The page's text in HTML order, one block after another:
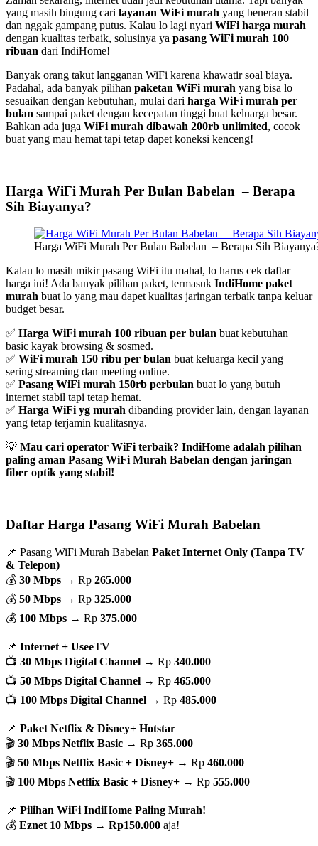
yang masih bingung cari layanan WiFi murah yang beneran stabil
dan nggak gampang putus. Kalau lo lagi nyari WiFi harga murah
dengan kualitas terbaik, solusinya ya pasang WiFi murah 100
ribuan dari IndiHome!
Banyak orang takut langganan WiFi karena khawatir soal biaya.
Padahal, ada banyak pilihan paketan WiFi murah yang bisa lo
sesuaikan dengan kebutuhan, mulai dari harga WiFi murah per
bulan sampai paket dengan kecepatan tinggi buat keluarga besar.
Bahkan ada juga WiFi murah dibawah 200rb unlimited, cocok
buat yang mau hemat tapi tetap dapet koneksi kenceng!
Harga WiFi Murah Per Bulan Babelan – Berapa
Sih Biayanya?
Harga WiFi Murah Per Bulan Babelan – Berapa Sih
Kalau lo masih mikir pasang WiFi itu mahal, lo harus cek daftar
harga ini! Ada banyak pilihan paket, termasuk IndiHome paket
murah buat lo yang mau dapet kualitas jaringan terbaik tanpa keluar
budget besar.
✅ Harga WiFi murah 100 ribuan per bulan buat kebutuhan
basic kayak browsing & sosmed.
✅ WiFi murah 150 ribu per bulan buat keluarga kecil yang
sering streaming dan meeting online.
✅ Pasang WiFi murah 150rb perbulan buat lo yang butuh
internet stabil tapi tetap hemat.
✅ Harga WiFi yg murah dibanding provider lain, dengan layanan
yang tetap terjamin kualitasnya.
💡 Mau cari operator WiFi terbaik? IndiHome adalah pilihan
paling aman Pasang WiFi Murah Babelan dengan jaringan
fiber optik yang stabil!
Daftar Harga Pasang WiFi Murah Babelan
📌 Pasang WiFi Murah Babelan Paket Internet Only (Tanpa TV
& Telepon)
💰 30 Mbps → Rp 265.000
💰 50 Mbps → Rp 325.000
💰 100 Mbps → Rp 375.000
📌 Internet + UseeTV
📺 30 Mbps Digital Channel → Rp 340.000
📺 50 Mbps Digital Channel → Rp 465.000
📺 100 Mbps Digital Channel → Rp 485.000
📌 Paket Netflix & Disney+ Hotstar
🎬 30 Mbps Netflix Basic → Rp 365.000
🎬 50 Mbps Netflix Basic + Disney+ → Rp 460.000
🎬 100 Mbps Netflix Basic + Disney+ → Rp 555.000
📌 Pilihan WiFi IndiHome Paling Murah!
💰 Eznet 10 Mbps → Rp150.000 aja!